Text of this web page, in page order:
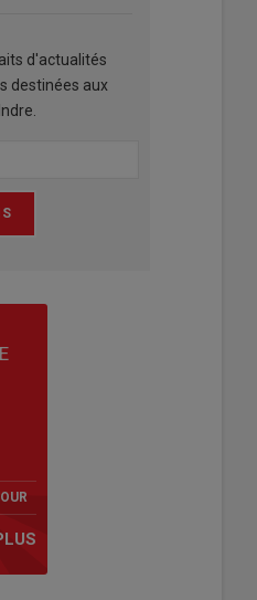
d'actualités
destinées aux